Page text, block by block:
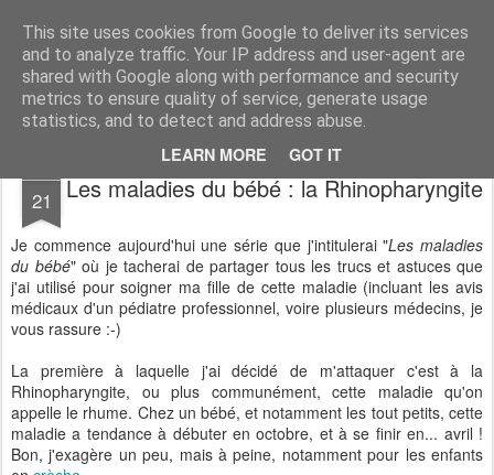
This site uses cookies from Google to deliver its services
and to analyze traffic. Your IP address and user-agent are
shared with Google along with performance and security
metrics to ensure quality of service, generate usage
statistics, and to detect and address abuse.
LEARN MORE GOT IT
Desperate Houseman : les pérégrinations d'un papa, mais pas que !
21 Les maladies du bébé : la Rhinopharyngite
Je commence aujourd'hui une série que j'intitulerai "Les maladies
du bébé" où je tacherai de partager tous les trucs et astuces que
j'ai utilisé pour soigner ma fille de cette maladie (incluant les avis
médicaux d'un pédiatre professionnel, voire plusieurs médecins, je
vous rassure :-)
La première à laquelle j'ai décidé de m'attaquer c'est à la
Rhinopharyngite, ou plus communément, cette maladie qu'on
appelle le rhume. Chez un bébé, et notamment les tout petits, cette
maladie a tendance à débuter en octobre, et à se finir en... avril !
Bon, j'exagère un peu, mais à peine, notamment pour les enfants